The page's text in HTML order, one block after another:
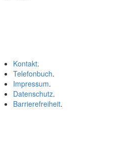
Kontakt.
Telefonbuch.
Impressum.
Datenschutz.
Barrierefreiheit.